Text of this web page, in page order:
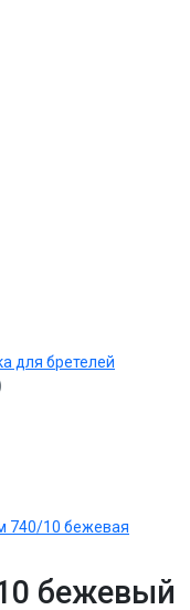
для бретелей
бежевый